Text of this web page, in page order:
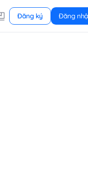
Đăng ký Đăng